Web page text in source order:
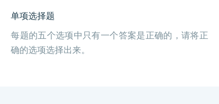
单项选择题
每题的五个选项中只有一个答案是正确的，请将正
确的选项选择出来。